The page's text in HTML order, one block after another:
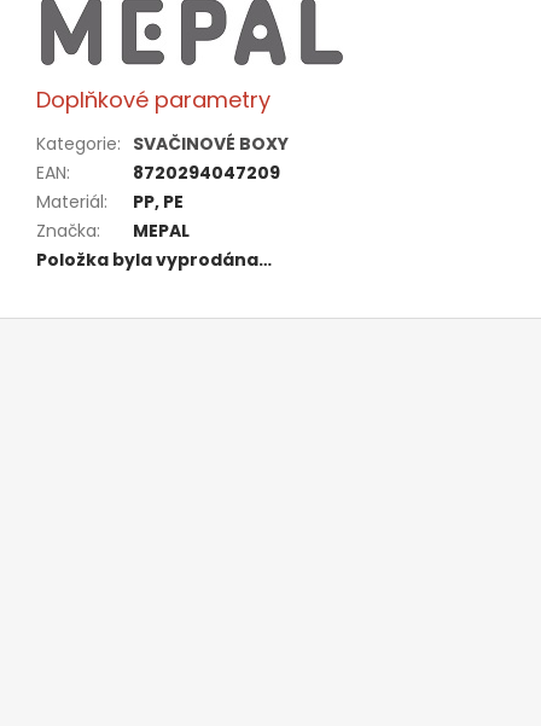
Doplňkové parametry
Kategorie: SVAČINOVÉ BOXY
EAN:
8720294047209
Materiál:
PP, PE
Značka:
MEPAL
Položka byla vyprodána…
Z